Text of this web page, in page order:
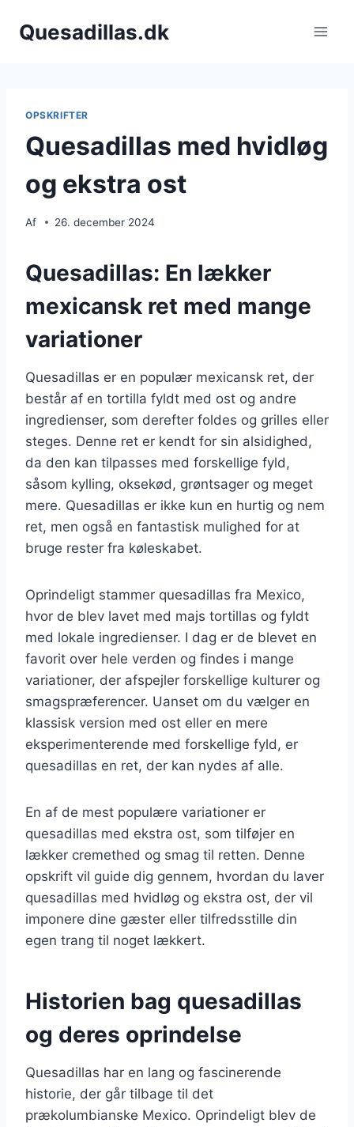
Quesadillas.dk
OPSKRIFTER
Quesadillas med hvidløg
og ekstra ost
Af 26. december 2024
Quesadillas: En lækker
mexicansk ret med mange
variationer
Quesadillas er en populær mexicansk ret, der
består af en tortilla fyldt med ost og andre
ingredienser, som derefter foldes og grilles eller
steges. Denne ret er kendt for sin alsidighed,
da den kan tilpasses med forskellige fyld,
såsom kylling, oksekød, grøntsager og meget
mere. Quesadillas er ikke kun en hurtig og nem
ret, men også en fantastisk mulighed for at
bruge rester fra køleskabet.
Oprindeligt stammer quesadillas fra Mexico,
hvor de blev lavet med majs tortillas og fyldt
med lokale ingredienser. I dag er de blevet en
favorit over hele verden og findes i mange
variationer, der afspejler forskellige kulturer og
smagspræferencer. Uanset om du vælger en
klassisk version med ost eller en mere
eksperimenterende med forskellige fyld, er
quesadillas en ret, der kan nydes af alle.
En af de mest populære variationer er
quesadillas med ekstra ost, som tilføjer en
lækker cremethed og smag til retten. Denne
opskrift vil guide dig gennem, hvordan du laver
quesadillas med hvidløg og ekstra ost, der vil
imponere dine gæster eller tilfredsstille din
egen trang til noget lækkert.
Historien bag quesadillas
og deres oprindelse
Quesadillas har en lang og fascinerende
historie, der går tilbage til det
prækolumbianske Mexico. Oprindeligt blev de